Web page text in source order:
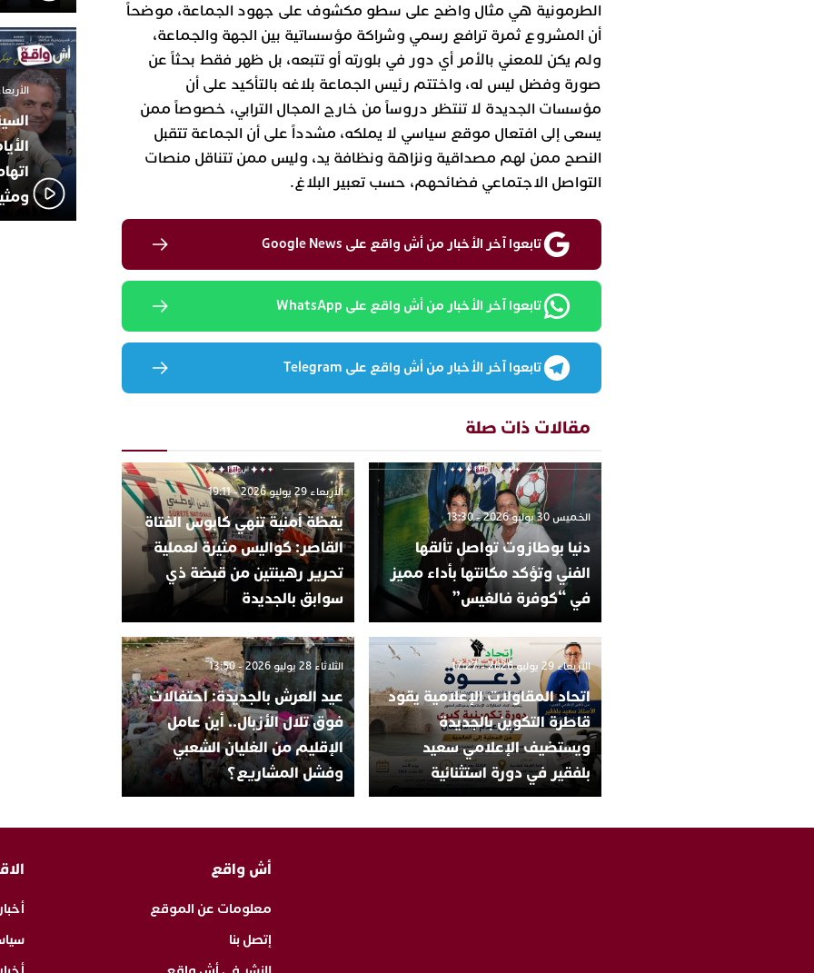
الطرمونية هي مثال واضح على سطو مكشوف على جهود الجماعة، موضحاً
أن المشروع ثمرة ترافع رسمي وشراكة مؤسساتية بين الجهة والجماعة،
ولم يكن للمعني بالأمر أي دور في بلورته أو تتبعه، بل ظهر فقط بحثاً عن
صورة وفضل ليس له، واختتم رئيس الجماعة بلاغه بالتأكيد على أن
مؤسسات الجديدة لا تنتظر دروساً من خارج المجال الترابي، خصوصاً ممن
يسعى إلى افتعال موقع سياسي لا يملكه، مشدداً على أن الجماعة تتقبل
النصح ممن لهم مصداقية ونزاهة ونظافة يد، وليس ممن تتناقل منصات
التواصل الاجتماعي فضائحهم، حسب تعبير البلاغ.
تابعوا آخر الأخبار من أش واقع على Google News
تابعوا آخر الأخبار من أش واقع على WhatsApp
تابعوا آخر الأخبار من أش واقع على Telegram
مقالات ذات صلة
الخميس 30 يوليو 2026 - 13:30
دنيا بوطازوت تواصل تألقها
الفني وتؤكد مكانتها بأداء مميز
في “كوفرة فالغيس”
الأربعاء 29 يوليو 2026 - 19:11
يقظة أمنية تنهي كابوس الفتاة
القاصر: كواليس مثيرة لعملية
تحرير رهينتين من قبضة ذي
سوابق بالجديدة
الأربعاء 29 يوليو 2026 - 17:27
اتحاد المقاولات الإعلامية يقود
قاطرة التكوين بالجديدة
ويستضيف الإعلامي سعيد
بلفقير في دورة استثنائية
الثلاثاء 28 يوليو 2026 - 13:50
عيد العرش بالجديدة: احتفالات
فوق تلال الأزبال.. أين عامل
الإقليم من الغليان الشعبي
وفشل المشاريع؟
الأربعاء 24 سبتمبر 2025 -
أش واقع
معلومات عن الموقع
إتصل بنا